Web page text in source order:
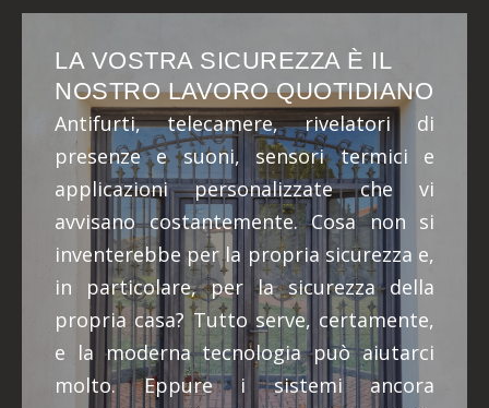
LA VOSTRA SICUREZZA È IL
NOSTRO LAVORO QUOTIDIANO
Antifurti, telecamere, rivelatori di
presenze e suoni, sensori termici e
applicazioni personalizzate che vi
avvisano costantemente. Cosa non si
inventerebbe per la propria sicurezza e,
in particolare, per la sicurezza della
propria casa? Tutto serve, certamente,
e la moderna tecnologia può aiutarci
molto. Eppure i sistemi ancora